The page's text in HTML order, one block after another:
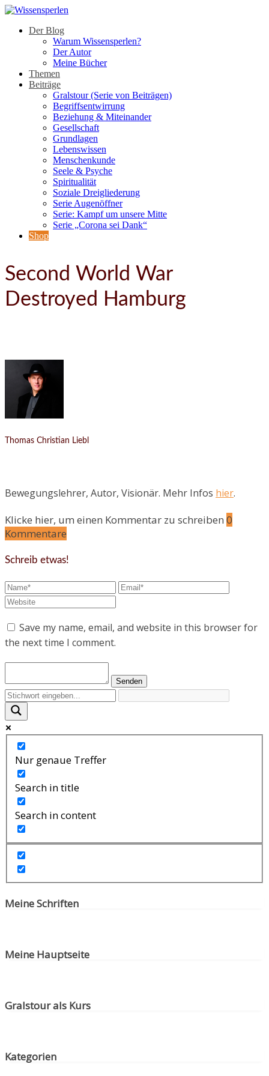
Der Blog
Warum Wissensperlen?
Der Autor
Meine Bücher
Themen
Beiträge
Gralstour (Serie von Beiträgen)
Begriffsentwirrung
Beziehung & Miteinander
Gesellschaft
Grundlagen
Lebenswissen
Menschenkunde
Seele & Psyche
Spiritualität
Soziale Dreigliederung
Serie Augenöffner
Serie: Kampf um unsere Mitte
Serie „Corona sei Dank“
Shop
Second World War
Destroyed Hamburg
Thomas Christian Liebl
Bewegungslehrer, Autor, Visionär. Mehr Infos hier.
Klicke hier, um einen Kommentar zu schreiben 0
Kommentare
Schreib etwas!
Save my name, email, and website in this browser for
the next time I comment.
Nur genaue Treffer
Search in title
Search in content
Meine Schriften
Meine Hauptseite
Gralstour als Kurs
Kategorien